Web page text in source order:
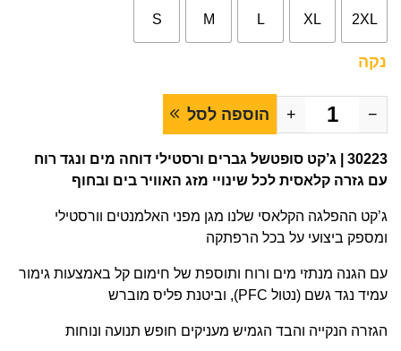
2XL
XL
L
M
S
נקה
−
+ הוספה לסל
30223 | ג’קט סופטשל גברים ורסטילי דוחה מים ונגד רוח
עם גזרה קלאסית לכל שינויי מזג האוויר בים ובחוף
ג’קט ההפלגה הקלאסי שלנו מגן מפני האלמנטים וורסטילי
ומספק ביצועי על בכל הרפתקה
עם הגנה מנתזי מים ורוח ותוספת של חימום קל באמצעות גימור
עמיד נגד גשם (נטול PFC), וביטנת פליס מוברש
הגזרה הנקייה והבד הגמיש מעניקים חופש תנועה ונוחות